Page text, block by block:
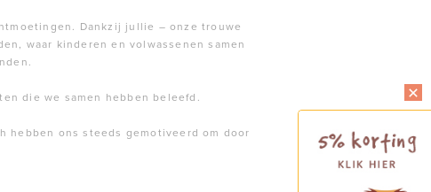
Dankzij jullie – onze trouwe
waar kinderen en volwassenen samen
die we samen hebben beleefd.
hebben ons steeds gemotiveerd om door